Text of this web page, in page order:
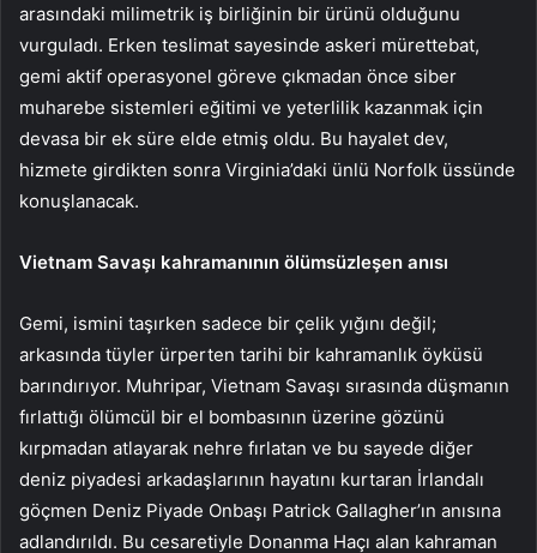
arasındaki milimetrik iş birliğinin bir ürünü olduğunu
vurguladı. Erken teslimat sayesinde askeri mürettebat,
gemi aktif operasyonel göreve çıkmadan önce siber
muharebe sistemleri eğitimi ve yeterlilik kazanmak için
devasa bir ek süre elde etmiş oldu. Bu hayalet dev,
hizmete girdikten sonra Virginia’daki ünlü Norfolk üssünde
konuşlanacak.
Vietnam Savaşı kahramanının ölümsüzleşen anısı
Gemi, ismini taşırken sadece bir çelik yığını değil;
arkasında tüyler ürperten tarihi bir kahramanlık öyküsü
barındırıyor. Muhripar, Vietnam Savaşı sırasında düşmanın
fırlattığı ölümcül bir el bombasının üzerine gözünü
kırpmadan atlayarak nehre fırlatan ve bu sayede diğer
deniz piyadesi arkadaşlarının hayatını kurtaran İrlandalı
göçmen Deniz Piyade Onbaşı Patrick Gallagher’ın anısına
adlandırıldı. Bu cesaretiyle Donanma Haçı alan kahraman